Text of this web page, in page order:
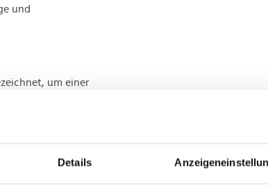
Details
und
um einer
September: "Wir
gegenüber
auf dem Weg